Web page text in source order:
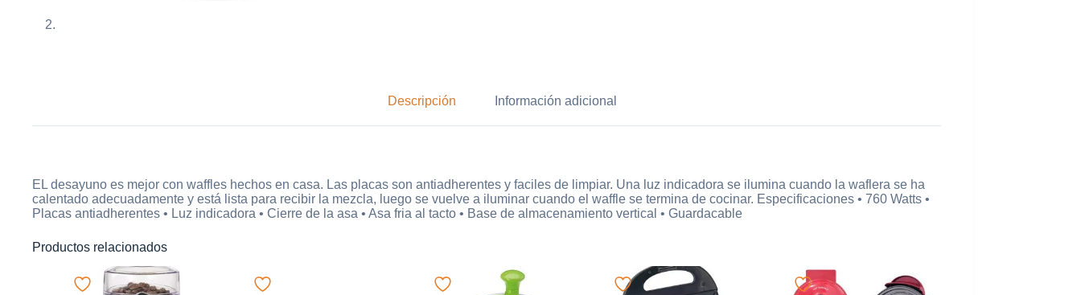
Descripción Información adicional
EL desayuno es mejor con waffles hechos en casa. Las placas son antiadherentes y faciles de limpiar. Una luz indicadora se ilumina cuando la waflera se ha
calentado adecuadamente y está lista para recibir la mezcla, luego se vuelve a iluminar cuando el waffle se termina de cocinar. Especificaciones • 760 Watts •
Placas antiadherentes • Luz indicadora • Cierre de la asa • Asa fria al tacto • Base de almacenamiento vertical • Guardacable
Productos relacionados